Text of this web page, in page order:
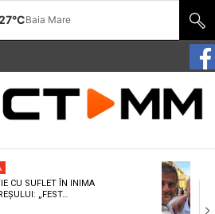
Baia Mare
CU SUFLET ÎN INIMA
„FEST…